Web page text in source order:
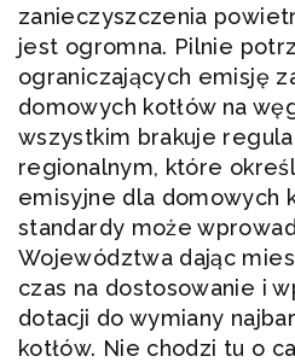
zanieczyszczenia
jest ogromna. Pilnie
ograniczających emisję
domowych kotłów na
wszystkim brakuje
regionalnym, które
emisyjne dla domowych
standardy może
Województwa dając
czas na dostosowanie i
dotacji do wymiany
kotłów. Nie chodzi tu o